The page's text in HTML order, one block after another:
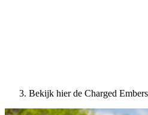
Bekijk hier de Charged